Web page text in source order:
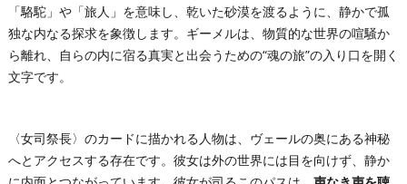
「駱駝」や「旅人」を意味し、乾いた砂漠を渡るように、静かで孤
独な内なる探求を象徴します。ギーメルは、物質的な世界の喧騒か
ら離れ、自らの内に宿る真実と出会うための“魂の旅”の入り口を開く
文字です。
〈女司祭長〉のカードに描かれる人物は、ヴェールの奥にある神秘
へとアクセスする存在です。彼女は外の世界には目を向けず、静か